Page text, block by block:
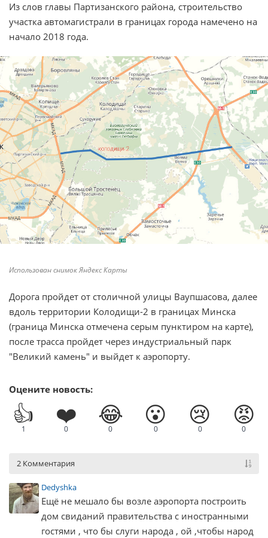
Из слов главы Партизанского района, строительство
участка автомагистрали в границах города намечено на
начало 2018 года.
Использован снимок Яндекс Карты
Дорога пройдет от столичной улицы Ваупшасова, далее
вдоль территории Колодищи-2 в границах Минска
(граница Минска отмечена серым пунктиром на карте),
после трасса пройдет через индустриальный парк
"Великий камень" и выйдет к аэропорту.
Оцените новость:
👍
1
❤️
0
😂
0
😮
0
😢
0
😡
0
2 Комментария
Dedyshka
Ещё не мешало бы возле аэропорта построить
дом свиданий правительства с иностранными
гостями , что бы слуги народа , ой ,чтобы народ